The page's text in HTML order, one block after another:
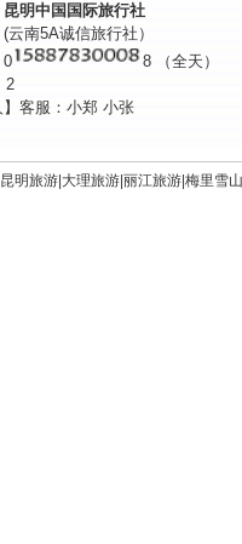
昆明中国国际旅行社
(云南5A诚信旅行社）
0
8 （全天）
2
】客服：小郑 小张
昆明旅游 大理旅游 丽江旅游 梅里雪山